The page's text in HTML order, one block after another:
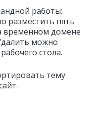
работы:
разместить пять
временном домене
можно
стола.
тему